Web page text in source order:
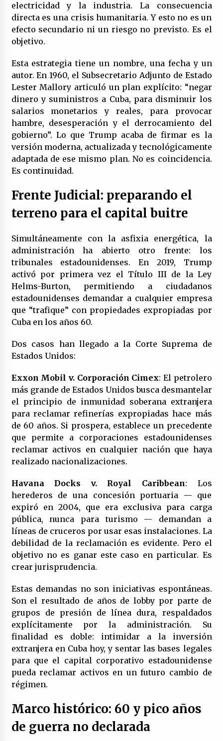
electricidad y la industria. La consecuencia
directa es una crisis humanitaria. Y esto no es un
efecto secundario ni un riesgo no previsto. Es el
objetivo.
Esta estrategia tiene un nombre, una fecha y un
autor. En 1960, el Subsecretario Adjunto de Estado
Lester Mallory articuló un plan explícito: “negar
dinero y suministros a Cuba, para disminuir los
salarios monetarios y reales, para provocar
hambre, desesperación y el derrocamiento del
gobierno”. Lo que Trump acaba de firmar es la
versión moderna, actualizada y tecnológicamente
adaptada de ese mismo plan. No es coincidencia.
Es continuidad.
Frente Judicial: preparando el
terreno para el capital buitre
Simultáneamente con la asfixia energética, la
administración ha abierto otro frente: los
tribunales estadounidenses. En 2019, Trump
activó por primera vez el Título III de la Ley
Helms-Burton, permitiendo a ciudadanos
estadounidenses demandar a cualquier empresa
que “trafique” con propiedades expropiadas por
Cuba en los años 60.
Dos casos han llegado a la Corte Suprema de
Estados Unidos:
Exxon Mobil v. Corporación Cimex: El petrolero
más grande de Estados Unidos busca desmantelar
el principio de inmunidad soberana extranjera
para reclamar refinerías expropiadas hace más
de 60 años. Si prospera, establece un precedente
que permite a corporaciones estadounidenses
reclamar activos en cualquier nación que haya
realizado nacionalizaciones.
Havana Docks v. Royal Caribbean: Los
herederos de una concesión portuaria — que
expiró en 2004, que era exclusiva para carga
pública, nunca para turismo — demandan a
líneas de cruceros por usar esas instalaciones. La
debilidad de la reclamación es evidente. Pero el
objetivo no es ganar este caso en particular. Es
crear jurisprudencia.
Estas demandas no son iniciativas espontáneas.
Son el resultado de años de lobby por parte de
grupos de presión de línea dura, respaldados
explícitamente por la administración. Su
finalidad es doble: intimidar a la inversión
extranjera en Cuba hoy, y sentar las bases legales
para que el capital corporativo estadounidense
pueda reclamar activos en un futuro cambio de
régimen.
Marco histórico: 60 y pico años
de guerra no declarada